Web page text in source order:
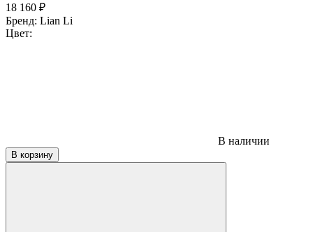
18 160 ₽
Бренд: Lian Li
Цвет:
В наличии
В корзину